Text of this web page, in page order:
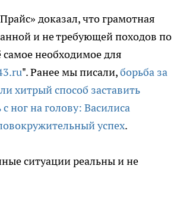
доказал, что грамотная
и не требующей походов по
необходимое для
". Ранее мы писали,борьба за
хитрый способ заставить
ног на голову: Василиса
успех.
ситуации реальны и не